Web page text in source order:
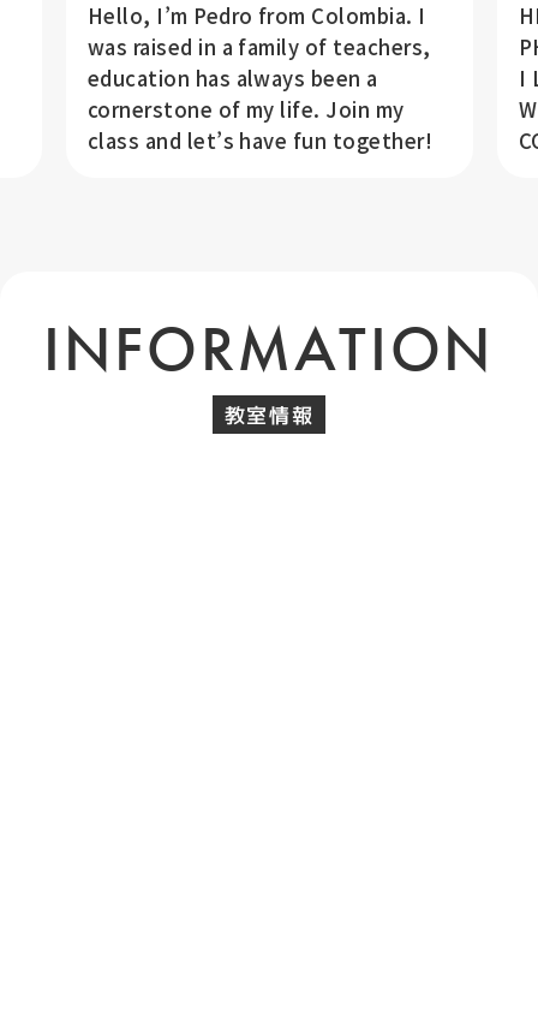
Hello, I’m Pedro from Colombia. I
was raised in a family of teachers,
education has always been a
cornerstone of my life. Join my
class and let’s have fun together!
I
INFORMATION
教室情報